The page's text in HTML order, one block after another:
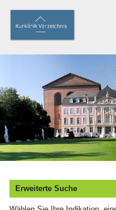
Erweiterte Suche